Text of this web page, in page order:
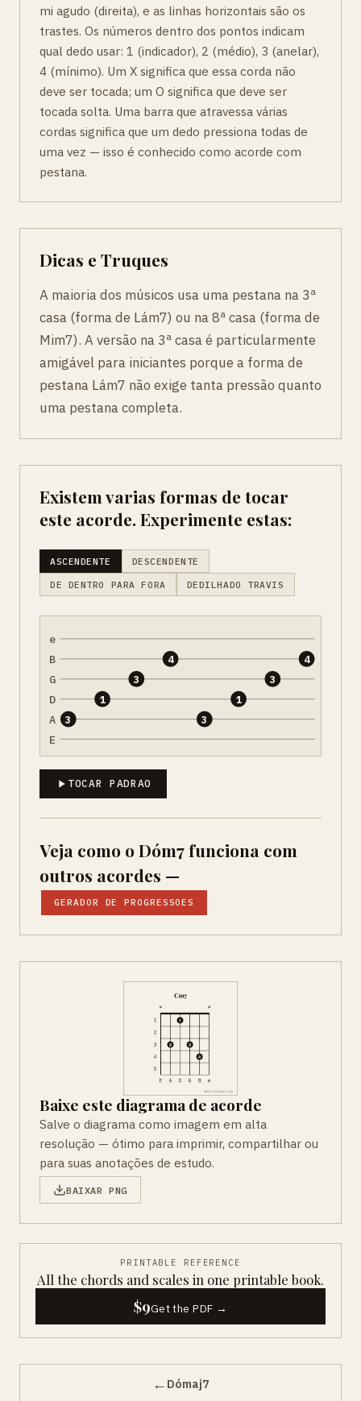
mi agudo (direita), e as linhas horizontais são os
trastes. Os números dentro dos pontos indicam
qual dedo usar: 1 (indicador), 2 (médio), 3 (anelar),
4 (mínimo). Um X significa que essa corda não
deve ser tocada; um O significa que deve ser
tocada solta. Uma barra que atravessa várias
cordas significa que um dedo pressiona todas de
uma vez — isso é conhecido como acorde com
pestana.
Dicas e Truques
A maioria dos músicos usa uma pestana na 3ª
casa (forma de Lám7) ou na 8ª casa (forma de
Mim7). A versão na 3ª casa é particularmente
amigável para iniciantes porque a forma de
pestana Lám7 não exige tanta pressão quanto
uma pestana completa.
Existem varias formas de tocar
este acorde. Experimente estas:
ASCENDENTE DESCENDENTE
DE DENTRO PARA FORA DEDILHADO TRAVIS
e
B
G
D
A
E
3
1
3
4
3
1
3
4
TOCAR PADRAO
Veja como o Dóm7 funciona com
outros acordes —
GERADOR DE PROGRESSOES
Baixe este diagrama de acorde
Salve o diagrama como imagem em alta
resolução — ótimo para imprimir, compartilhar ou
para suas anotações de estudo.
BAIXAR PNG
PRINTABLE REFERENCE
All the chords and scales in one printable book.
$9Get the PDF →
← Dómaj7